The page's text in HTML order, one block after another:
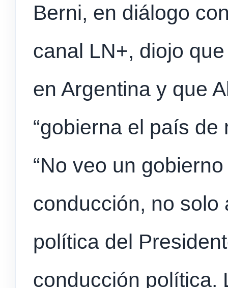
Berni, en diálogo
canal LN+, diojo
en Argentina y que
“gobierna el país de
“No veo un
conducción, no solo
política del
conducción política.